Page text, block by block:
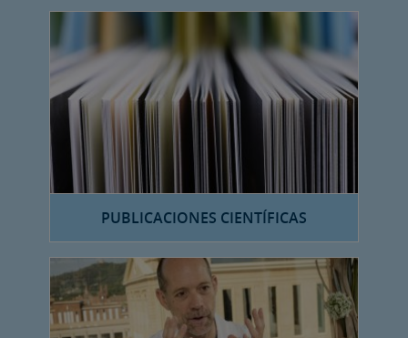
PUBLICACIONES CIENTÍFICAS